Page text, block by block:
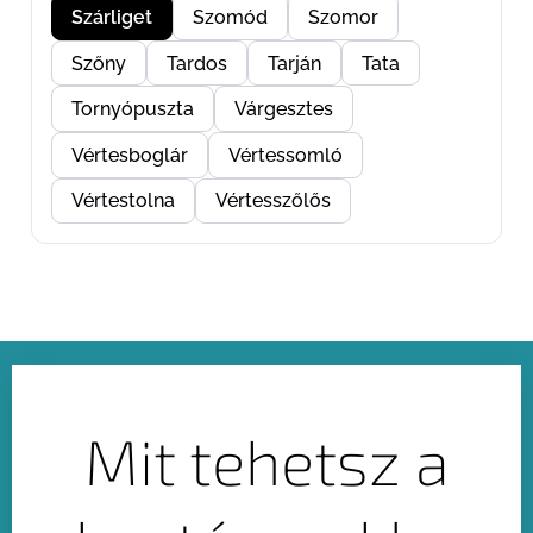
Szárliget Szomód Szomor
Szőny Tardos Tarján Tata
Tornyópuszta Várgesztes
Vértesboglár Vértessomló
Vértestolna Vértesszőlős
Mit tehetsz a